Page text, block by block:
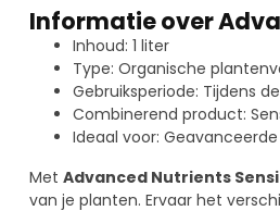
Informatie over
Inhoud: 1 liter
Type: Organische
Gebruiksperiode: Tijdens
Combinerend product:
Ideaal voor:
Met Advanced Nutrients
van je planten. Ervaar het